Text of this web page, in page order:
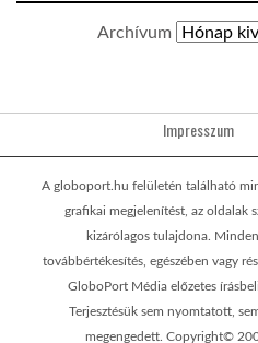
Archívum
Impresszum
A globoport.hu felületén található
grafikai megjelenítést, az oldalak
kizárólagos tulajdona.
továbbértékesítés, egészében vagy
GloboPort Média előzetes
Terjesztésük sem nyomtatott,
megengedett. Copyright©